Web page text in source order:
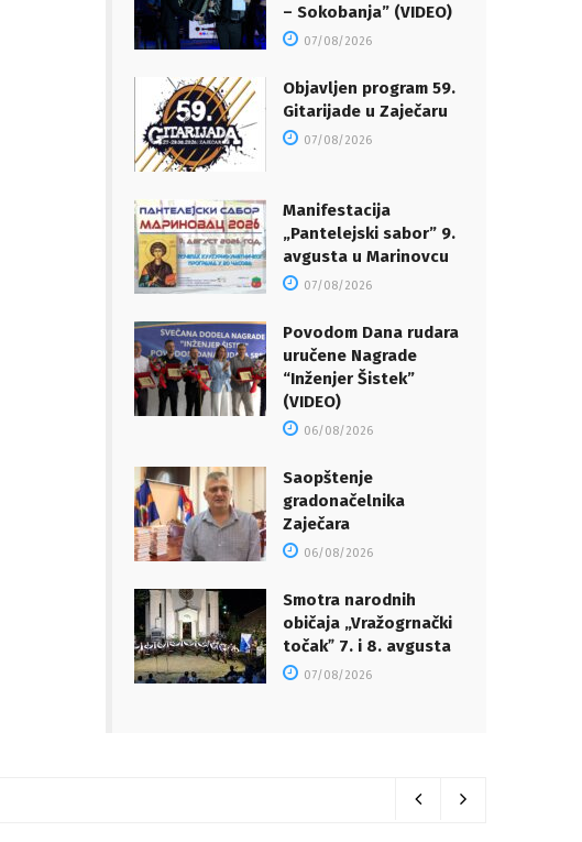
– Sokobanja” (VIDEO)
07/08/2026
Objavljen program 59.
Gitarijade u Zaječaru
07/08/2026
Manifestacija
„Pantelejski sabor” 9.
avgusta u Marinovcu
07/08/2026
Povodom Dana rudara
uručene Nagrade
“Inženjer Šistek”
(VIDEO)
06/08/2026
Saopštenje
gradonačelnika
Zaječara
06/08/2026
Smotra narodnih
običaja „Vražogrnački
točakˮ 7. i 8. avgusta
07/08/2026